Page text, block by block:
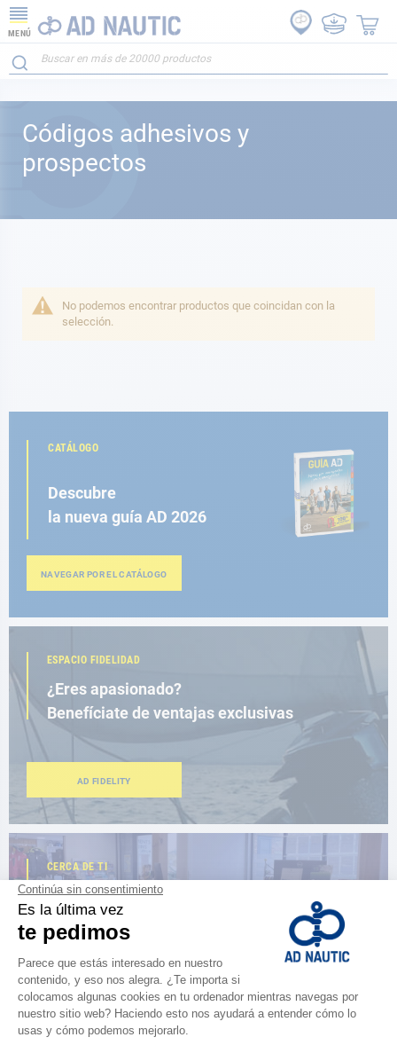
MENÚ
Códigos adhesivos y
prospectos
No podemos encontrar productos que coincidan con la
selección.
CATÁLOGO
Descubre
la nueva guía AD 2026
NAVEGAR POR EL CATÁLOGO
ESPACIO FIDELIDAD
¿Eres apasionado?
Benefíciate de ventajas exclusivas
AD FIDELITY
CERCA DE TI
150 tiendas en el mundo,
la fuerza de una red
ENCUENTRA UNA TIENDA